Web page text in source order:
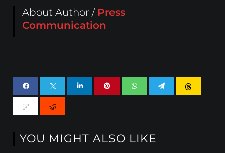
About Author / Press
Communication
YOU MIGHT ALSO LIKE